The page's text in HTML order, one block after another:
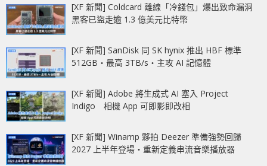
[XF 新聞] Coldcard 離線「冷錢包」爆出致命漏洞
黑客已盜走逾 1.3 億美元比特幣
[XF 新聞] SanDisk 同 SK hynix 推出 HBF 標準
512GB‧最高 3TB/s‧主攻 AI 記憶體
[XF 新聞] Adobe 將生成式 AI 塞入 Project
Indigo 相機 App 可即影即改相
[XF 新聞] Winamp 夥拍 Deezer 準備強勢回歸
2027 上半年登場‧重新定義串流音樂播放器